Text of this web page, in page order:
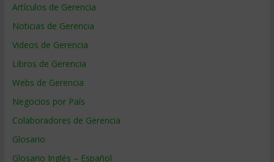
Artículos de Gerencia
Noticias de Gerencia
Videos de Gerencia
Libros de Gerencia
Webs de Gerencia
Negocios por País
Colaboradores de Gerencia
Glosario
Glosario Inglés – Español